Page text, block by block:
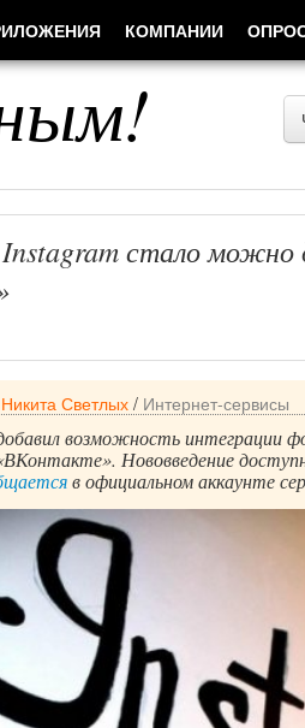
стало можно
Никита Светлых / Интернет-сервисы
возможность интеграции
Нововведение
в официальном аккаунте
КОМПАНИИ